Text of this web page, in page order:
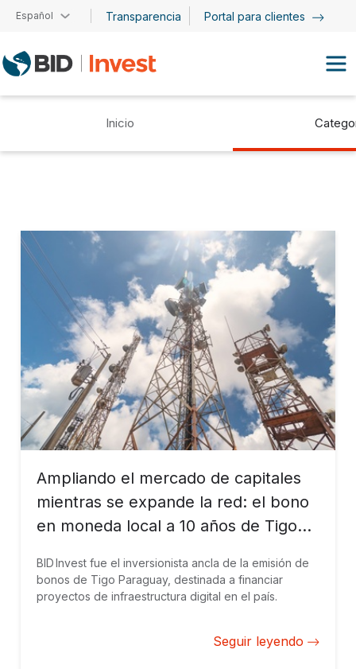
Pasar al contenido principal
Español Transparencia Portal para clientes
Inicio
Ampliando el mercado de capitales
mientras se expande la red: el bono
en moneda local a 10 años de Tigo
BID Invest fue el inversionista ancla de la emisión de
bonos de Tigo Paraguay, destinada a financiar
proyectos de infraestructura digital en el país.
Seguir leyendo